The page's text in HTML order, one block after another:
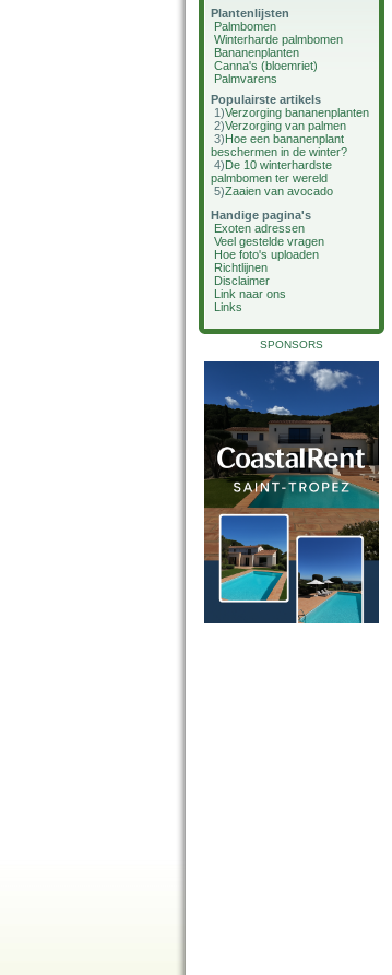
Plantenlijsten
Palmbomen
Winterharde palmbomen
Bananenplanten
Canna's (bloemriet)
Palmvarens
Populairste artikels
1)Verzorging bananenplanten
2)Verzorging van palmen
3)Hoe een bananenplant
beschermen in de winter?
4)De 10 winterhardste
palmbomen ter wereld
5)Zaaien van avocado
Handige pagina's
Exoten adressen
Veel gestelde vragen
Hoe foto's uploaden
Richtlijnen
Disclaimer
Link naar ons
Links
SPONSORS